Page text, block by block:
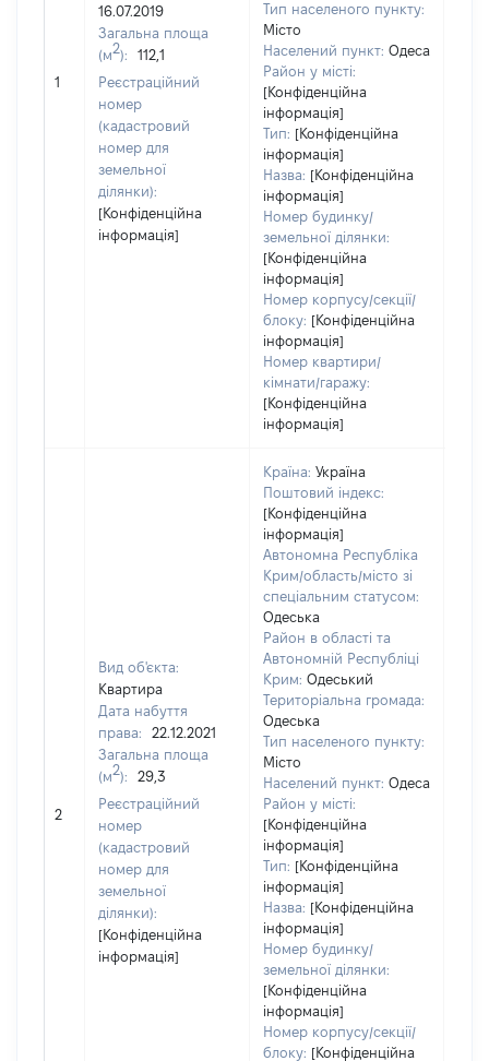
1
16.07.2019
Загальна площа
(м2):
112,1
Реєстраційний
номер
(кадастровий
номер для
земельної
ділянки):
[Конфіденційна
інформація]
Тип населеного пункту:
Місто
Населений пункт: Одеса
Район у місті:
[Конфіденційна
інформація]
Тип: [Конфіденційна
інформація]
Назва: [Конфіденційна
інформація]
Номер будинку/
земельної ділянки:
[Конфіденційна
інформація]
Номер корпусу/секції/
блоку: [Конфіденційна
інформація]
Номер квартири/
кімнати/гаражу:
[Конфіденційна
інформація]
2
Вид об'єкта:
Квартира
Дата набуття
права:
22.12.2021
Загальна площа
(м2):
29,3
Реєстраційний
номер
(кадастровий
номер для
земельної
ділянки):
[Конфіденційна
інформація]
Країна: Україна
Поштовий індекс:
[Конфіденційна
інформація]
Автономна Республіка
Крим/область/місто зі
спеціальним статусом:
Одеська
Район в області та
Автономній Республіці
Крим: Одеський
Територіальна громада:
Одеська
Тип населеного пункту:
Місто
Населений пункт: Одеса
Район у місті:
[Конфіденційна
інформація]
Тип: [Конфіденційна
інформація]
Назва: [Конфіденційна
інформація]
Номер будинку/
земельної ділянки:
[Конфіденційна
інформація]
Номер корпусу/секції/
блоку: [Конфіденційна